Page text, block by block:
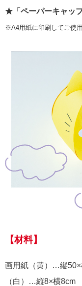
★「ペーパーキャッ
※A4用紙に印刷してご使用
【材料】
画用紙（黄）…縦50×
（白）…縦8×横8cm